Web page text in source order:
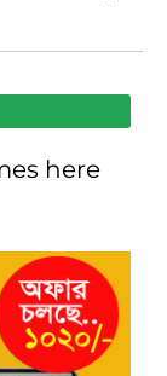
here